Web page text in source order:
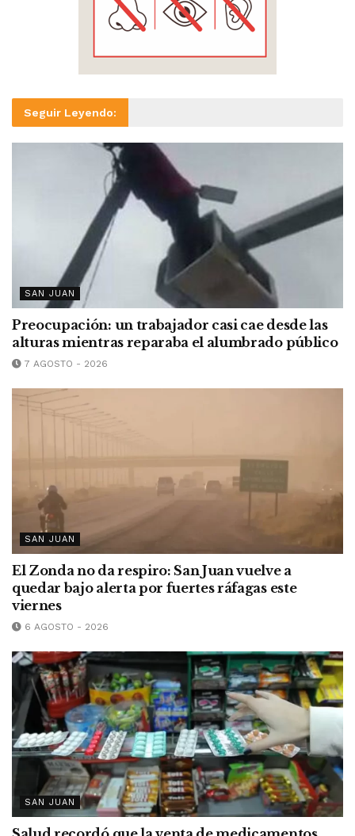
Seguir Leyendo:
SAN JUAN
Preocupación: un trabajador casi cae desde las
alturas mientras reparaba el alumbrado público
7 AGOSTO - 2026
SAN JUAN
El Zonda no da respiro: San Juan vuelve a
quedar bajo alerta por fuertes ráfagas este
viernes
6 AGOSTO - 2026
SAN JUAN